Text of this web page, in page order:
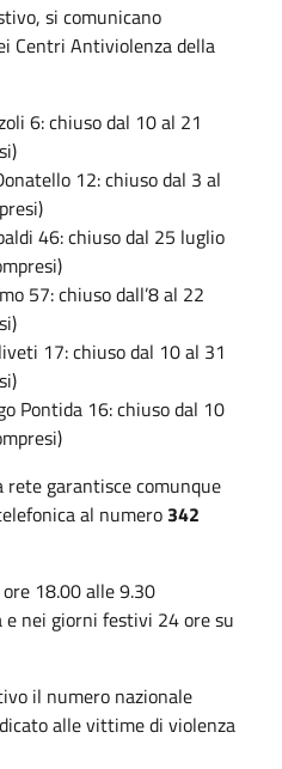
si comunicano
Centri Antiviolenza della
6: chiuso dal 10 al 21
12: chiuso dal 3 al
46: chiuso dal 25 luglio
57: chiuso dall’8 al 22
17: chiuso dal 10 al 31
Pontida 16: chiuso dal 10
garantisce comunque
al numero 342
18.00 alle 9.30
e nei giorni festivi 24 ore su
il numero nazionale
alle vittime di violenza